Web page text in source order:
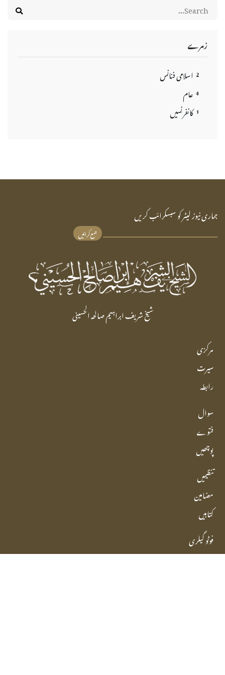
زمرے
اسلامی فنانس 2
عام 4
کانفرنسیں 1
ہماری نیوز لیٹر کو سبسکرائب کریں
جمع کرائیں
شیخ شریف ابراہیم صالحہ الحسینی
مرکزی
سیرت
رابطہ
سوال
فتوے
پوچھیں
تنظیمیں
مضامین
کتابیں
فوٹو گیلری
ویڈیو